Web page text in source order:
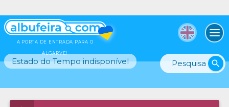
A PORTA DE ENTRADA PARA O
ALGARVE!
search
Estado do Tempo indisponível